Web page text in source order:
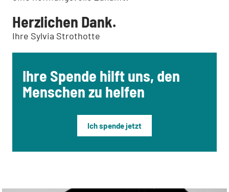
Herzlichen Dank.
Ihre Sylvia Strothotte
Ihre Spende hilft uns, den
Menschen zu helfen
Ich spende jetzt